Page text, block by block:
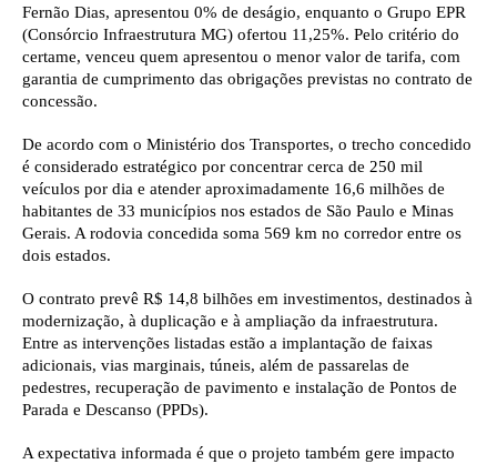
Fernão Dias, apresentou 0% de deságio, enquanto o Grupo EPR
(Consórcio Infraestrutura MG) ofertou 11,25%. Pelo critério do
certame, venceu quem apresentou o menor valor de tarifa, com
garantia de cumprimento das obrigações previstas no contrato de
concessão.
De acordo com o Ministério dos Transportes, o trecho concedido
é considerado estratégico por concentrar cerca de 250 mil
veículos por dia e atender aproximadamente 16,6 milhões de
habitantes de 33 municípios nos estados de São Paulo e Minas
Gerais. A rodovia concedida soma 569 km no corredor entre os
dois estados.
O contrato prevê R$ 14,8 bilhões em investimentos, destinados à
modernização, à duplicação e à ampliação da infraestrutura.
Entre as intervenções listadas estão a implantação de faixas
adicionais, vias marginais, túneis, além de passarelas de
pedestres, recuperação de pavimento e instalação de Pontos de
Parada e Descanso (PPDs).
A expectativa informada é que o projeto também gere impacto